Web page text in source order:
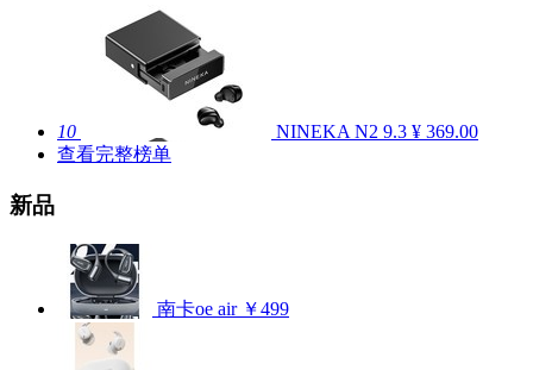
10 NINEKA N2 9.3 ¥ 369.00
查看完整榜单
新品
南卡oe air ￥499